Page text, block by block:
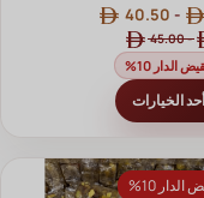
-
45.00
-
40.50
10%
الخيارات
10%